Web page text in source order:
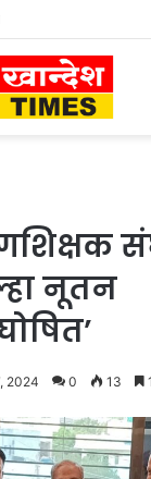
नूतन
2024 0 13